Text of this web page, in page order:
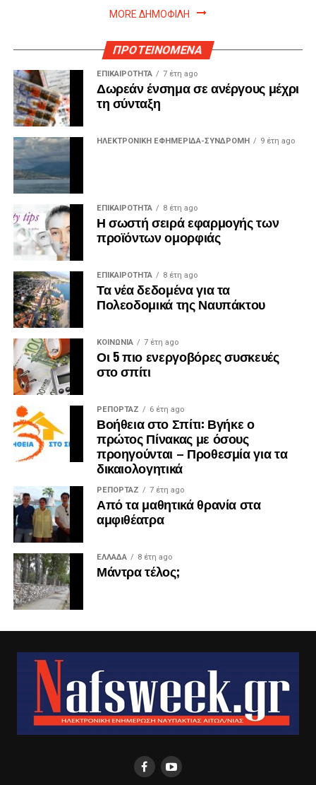
MORE ΔΗΜΟΦΙΛΗ
ΠΡΟΤΕΙΝΟΜΕΝΑ
ΕΠΙΚΑΙΡΟΤΗΤΑ 7 έτη ago
Δωρεάν ένσημα σε ανέργους μέχρι
τη σύνταξη
ΗΛΕΚΤΡΟΝΙΚΗ ΕΦΗΜΕΡΙΔΑ-ΣΥΝΔΡΟΜΗ 9 έτη ago
ΕΠΙΚΑΙΡΟΤΗΤΑ 8 έτη ago
Η σωστή σειρά εφαρμογής των
προϊόντων ομορφιάς
ΕΠΙΚΑΙΡΟΤΗΤΑ 8 έτη ago
Τα νέα δεδομένα για τα
Πολεοδομικά της Ναυπάκτου
ΚΟΙΝΩΝΙΑ 7 έτη ago
Οι 5 πιο ενεργοβόρες συσκευές
στο σπίτι
ΡΕΠΟΡΤΑΖ 6 έτη ago
Βοήθεια στο Σπίτι: Βγήκε ο
πρώτος Πίνακας με όσους
προηγούνται – Προθεσμία για τα
δικαιολογητικά
ΡΕΠΟΡΤΑΖ 7 έτη ago
Από τα μαθητικά θρανία στα
αμφιθέατρα
ΕΛΛΑΔΑ 8 έτη ago
Μάντρα τέλος;